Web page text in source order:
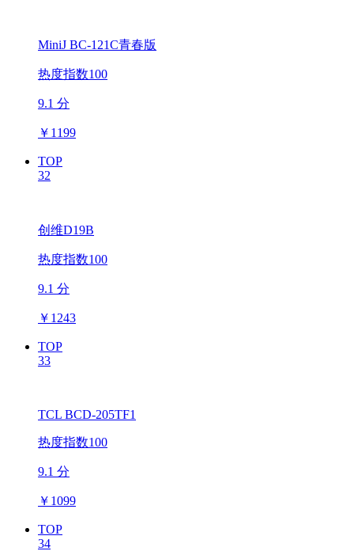
MiniJ BC-121C青春版
热度指数100
9.1 分
￥ 1199
TOP
32
创维D19B
热度指数100
9.1 分
￥ 1243
TOP
33
TCL BCD-205TF1
热度指数100
9.1 分
￥ 1099
TOP
34